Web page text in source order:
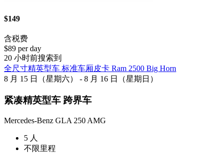
$149
含税费
$89 per day
20 小时前搜索到
全尺寸精英型车 标准车厢皮卡 Ram 2500 Big Horn
8 月 15 日（星期六） - 8 月 16 日（星期日）
紧凑精英型车 跨界车
Mercedes-Benz GLA 250 AMG
5 人
不限里程